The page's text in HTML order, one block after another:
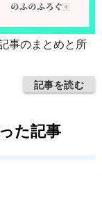
事のまとめと所
記事を読む
た記事